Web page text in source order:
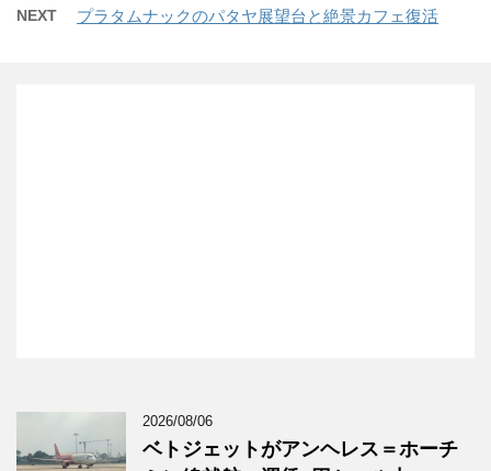
NEXT プラタムナックのパタヤ展望台と絶景カフェ復活
2026/08/06
ベトジェットがアンヘレス＝ホーチ